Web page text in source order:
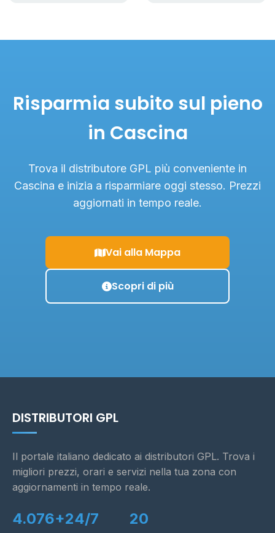
Risparmia subito sul pieno
in Cascina
Trova il distributore GPL più conveniente in
Cascina e inizia a risparmiare oggi stesso. Prezzi
aggiornati in tempo reale.
Vai alla Mappa
Scopri di più
DISTRIBUTORI GPL
Il portale italiano dedicato ai distributori GPL. Trova i
migliori prezzi, orari e servizi nella tua zona con
aggiornamenti in tempo reale.
4.076+24/7 20